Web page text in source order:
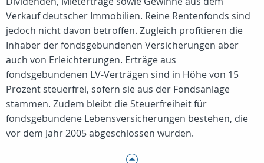
Verkauf deutscher Immobilien. Reine Rentenfonds sind
jedoch nicht davon betroffen. Zugleich profitieren die
Inhaber der fondsgebundenen Versicherungen aber
auch von Erleichterungen. Erträge aus
fondsgebundenen LV-Verträgen sind in Höhe von 15
Prozent steuerfrei, sofern sie aus der Fondsanlage
stammen. Zudem bleibt die Steuerfreiheit für
fondsgebundene Lebensversicherungen bestehen, die
vor dem Jahr 2005 abgeschlossen wurden.